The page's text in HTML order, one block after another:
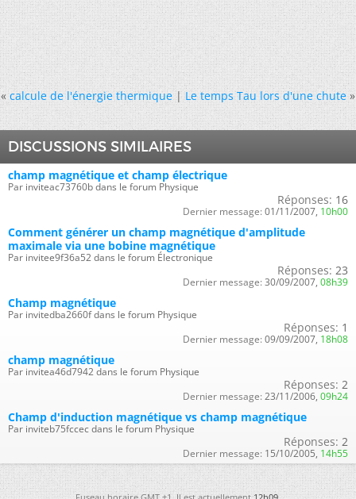
« calcule de l'énergie thermique|Le temps Tau lors d'une chute »
DISCUSSIONS SIMILAIRES
champ magnétique et champ électrique
Par inviteac73760b dans le forum Physique
Réponses: 16
Dernier message: 01/11/2007, 10h00
Comment générer un champ magnétique d'amplitude
maximale via une bobine magnétique
Par invitee9f36a52 dans le forum Électronique
Réponses: 23
Dernier message: 30/09/2007, 08h39
Champ magnétique
Par invitedba2660f dans le forum Physique
Réponses: 1
Dernier message: 09/09/2007, 18h08
champ magnétique
Par invitea46d7942 dans le forum Physique
Réponses: 2
Dernier message: 23/11/2006, 09h24
Champ d'induction magnétique vs champ magnétique
Par inviteb75fccec dans le forum Physique
Réponses: 2
Dernier message: 15/10/2005, 14h55